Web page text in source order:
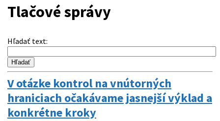
Tlačové správy
Hľadať text:
V otázke kontrol na vnútorných
hraniciach očakávame jasnejší výklad a
konkrétne kroky